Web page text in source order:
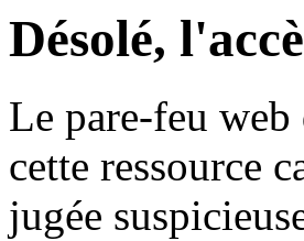
Désolé,
Le pare-feu web
cette ressource
jugée